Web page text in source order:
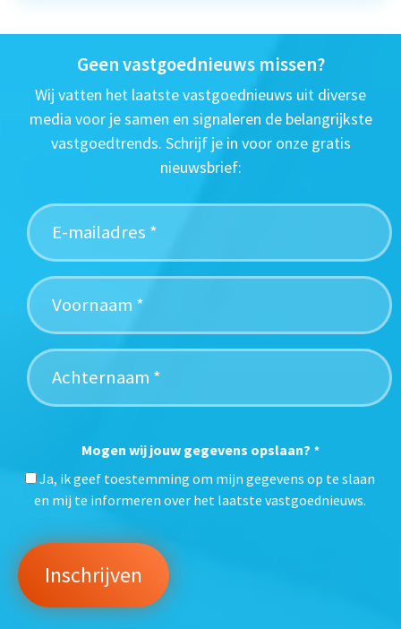
Geen vastgoednieuws missen?
Wij vatten het laatste vastgoednieuws uit diverse
media voor je samen en signaleren de belangrijkste
vastgoedtrends. Schrijf je in voor onze gratis
nieuwsbrief:
Mogen wij jouw gegevens opslaan? *
Ja, ik geef toestemming om mijn gegevens op te slaan
en mij te informeren over het laatste vastgoednieuws.